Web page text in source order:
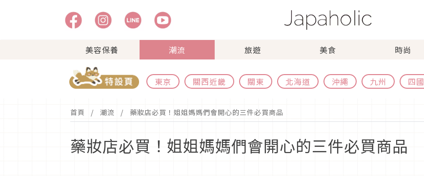
美容保養 潮流 旅遊 美食 時尚
東京 關西近畿 關東 北海道 沖繩 九州 四國
首頁 潮流 藥妝店必買！姐姐媽媽們會開心的三件必買商品
藥妝店必買！姐姐媽媽們會開心的三件必買商品